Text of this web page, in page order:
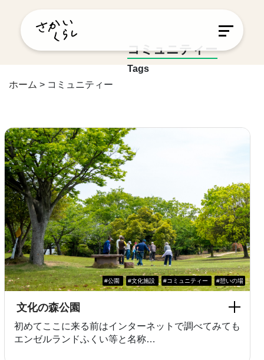
コミュニティー
Tags
ホーム > コミュニティー
#公園 #文化施設 #コミュニティー #憩いの場
文化の森公園
初めてここに来る前はインターネットで調べてみても
エンゼルランドふくい等と名称…